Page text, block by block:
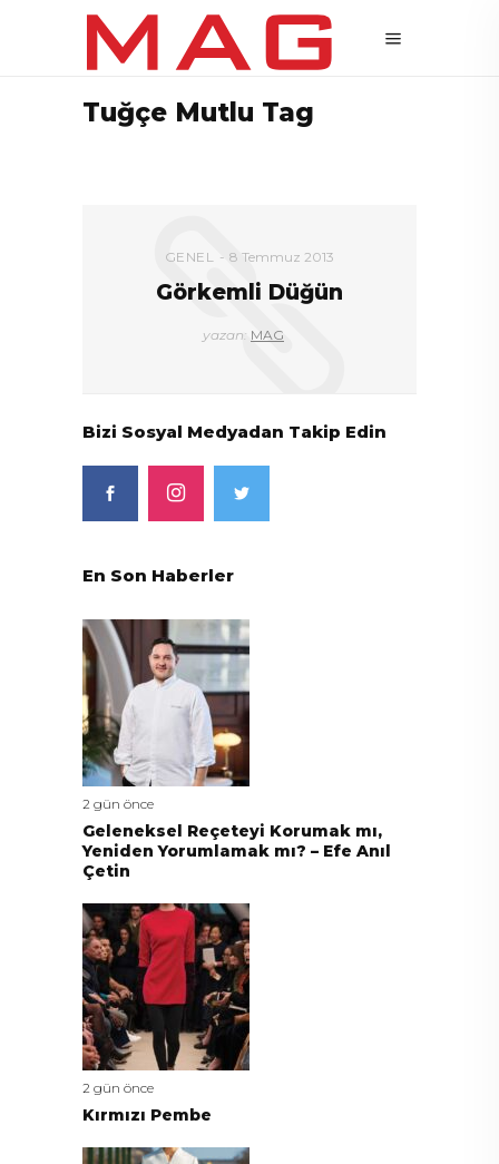
Tuğçe Mutlu Tag
GENEL 8 Temmuz 2013
Görkemli Düğün
yazan: MAG
Bizi Sosyal Medyadan Takip Edin
En Son Haberler
2 gün önce
Geleneksel Reçeteyi Korumak mı,
Yeniden Yorumlamak mı? – Efe Anıl
Çetin
2 gün önce
Kırmızı Pembe